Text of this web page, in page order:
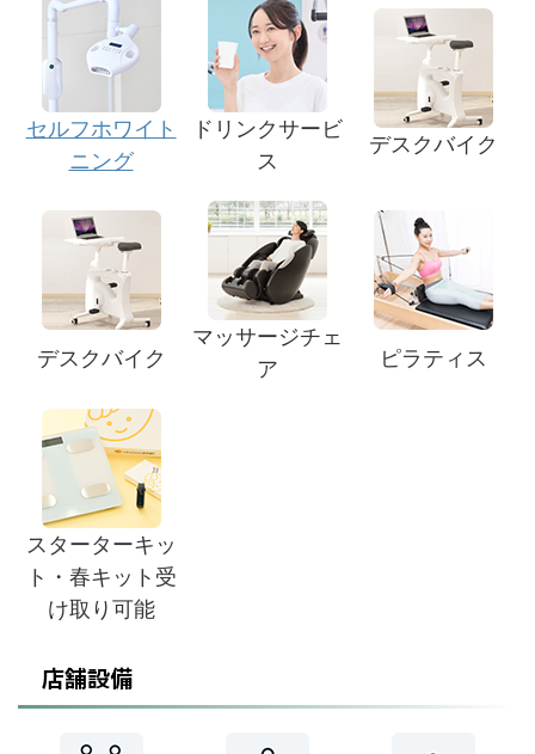
セルフホワイト
ニング
ドリンクサービ
ス
デスクバイク
デスクバイク
マッサージチェ
ア
ピラティス
スターターキッ
ト・春キット受
け取り可能
店舗設備